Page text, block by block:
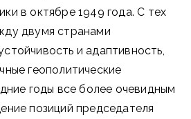
в октябре 1949 года. С тех
двумя странами
и адаптивность,
геополитические
годы все более очевидным
позиций председателя